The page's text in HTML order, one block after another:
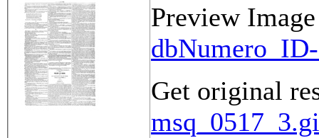
Preview Image
Get original